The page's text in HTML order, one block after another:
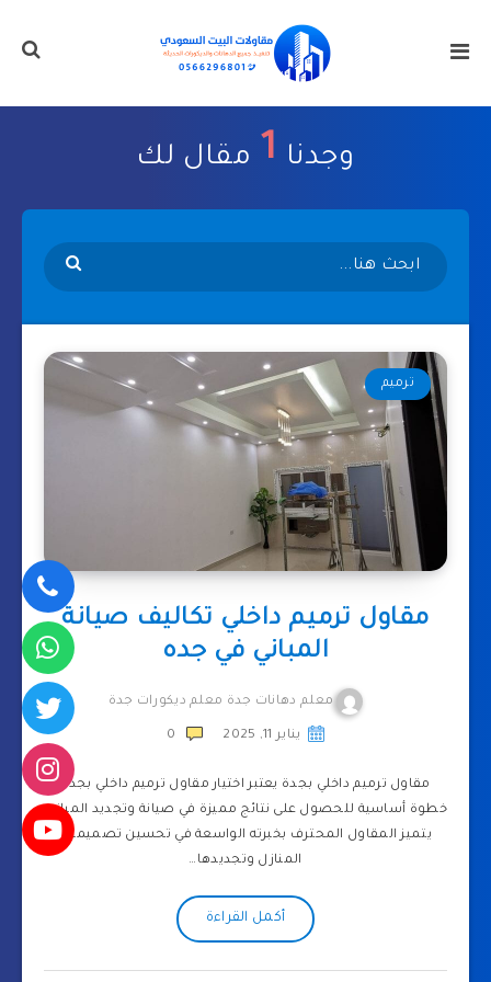
وجدنا 1 مقال لك
ترميم
مقاول ترميم داخلي تكاليف صيانة
المباني في جده
معلم دهانات جدة معلم ديكورات جدة
يناير 11, 2025 0
مقاول ترميم داخلي بجدة يعتبر اختيار مقاول ترميم داخلي بجدة
خطوة أساسية للحصول على نتائج مميزة في صيانة وتجديد المباني.
يتميز المقاول المحترف بخبرته الواسعة في تحسين تصميمات
المنازل وتجديدها…
أكمل القراءة